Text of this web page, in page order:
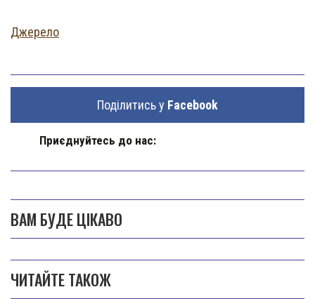
Джерело
Поділитись у Facebook
Приєднуйтесь до нас:
ВАМ БУДЕ ЦІКАВО
ЧИТАЙТЕ ТАКОЖ